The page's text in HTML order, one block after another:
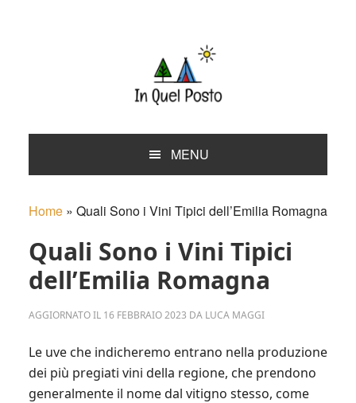
MENU
Home» Quali Sono i Vini Tipici dell’Emilia Romagna
Quali Sono i Vini Tipici
dell’Emilia Romagna
AGGIORNATO IL 16 FEBBRAIO 2023 DA LUCA MAGGI
Le uve che indicheremo entrano nella produzione
dei più pregiati vini della regione, che prendono
generalmente il nome dal vitigno stesso, come